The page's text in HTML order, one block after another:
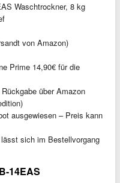
Waschtrockner, 8 kg
von Amazon)
Prime 14,90€ für die
Rückgabe über Amazon
ausgewiesen – Preis kann
sich im Bestellvorgang
14EAS